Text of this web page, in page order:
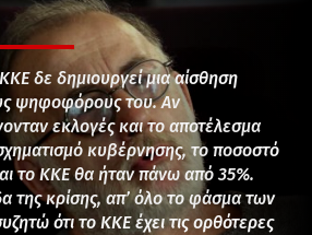
δε δημιουργεί μια αίσθηση
ψηφοφόρους του. Αν
εκλογές και το αποτέλεσμα
κυβέρνησης, το ποσοστό
το ΚΚΕ θα ήταν πάνω από 35%.
της κρίσης, απ’ όλο το φάσμα των
ότι το ΚΚΕ έχει τις ορθότερες